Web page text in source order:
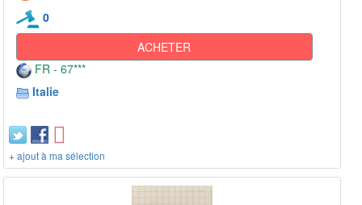
0
ACHETER
FR - 67***
Italie
+ ajout à ma sélection